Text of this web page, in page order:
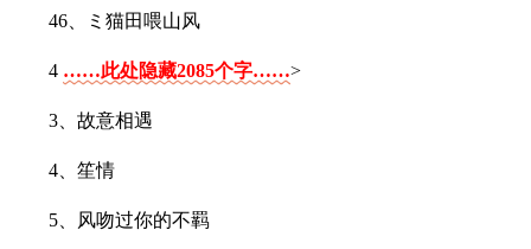
46、ミ猫田喂山风
4 ……此处隐藏2085个字……>
3、故意相遇
4、笙情
5、风吻过你的不羁